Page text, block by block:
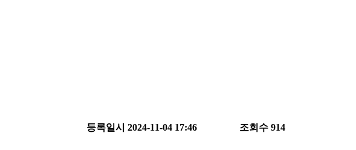
등록일시 2024-11-04 17:46 조회수 914